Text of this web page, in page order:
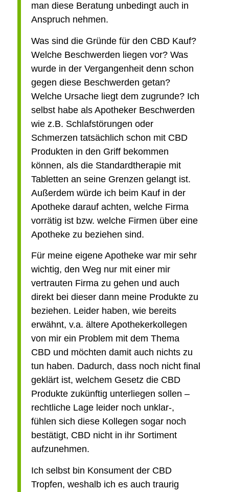
man diese Beratung unbedingt auch in
Anspruch nehmen.
Was sind die Gründe für den CBD Kauf?
Welche Beschwerden liegen vor? Was
wurde in der Vergangenheit denn schon
gegen diese Beschwerden getan?
Welche Ursache liegt dem zugrunde? Ich
selbst habe als Apotheker Beschwerden
wie z.B. Schlafstörungen oder
Schmerzen tatsächlich schon mit CBD
Produkten in den Griff bekommen
können, als die Standardtherapie mit
Tabletten an seine Grenzen gelangt ist.
Außerdem würde ich beim Kauf in der
Apotheke darauf achten, welche Firma
vorrätig ist bzw. welche Firmen über eine
Apotheke zu beziehen sind.
Für meine eigene Apotheke war mir sehr
wichtig, den Weg nur mit einer mir
vertrauten Firma zu gehen und auch
direkt bei dieser dann meine Produkte zu
beziehen. Leider haben, wie bereits
erwähnt, v.a. ältere Apothekerkollegen
von mir ein Problem mit dem Thema
CBD und möchten damit auch nichts zu
tun haben. Dadurch, dass noch nicht final
geklärt ist, welchem Gesetz die CBD
Produkte zukünftig unterliegen sollen –
rechtliche Lage leider noch unklar-,
fühlen sich diese Kollegen sogar noch
bestätigt, CBD nicht in ihr Sortiment
aufzunehmen.
Ich selbst bin Konsument der CBD
Tropfen, weshalb ich es auch traurig